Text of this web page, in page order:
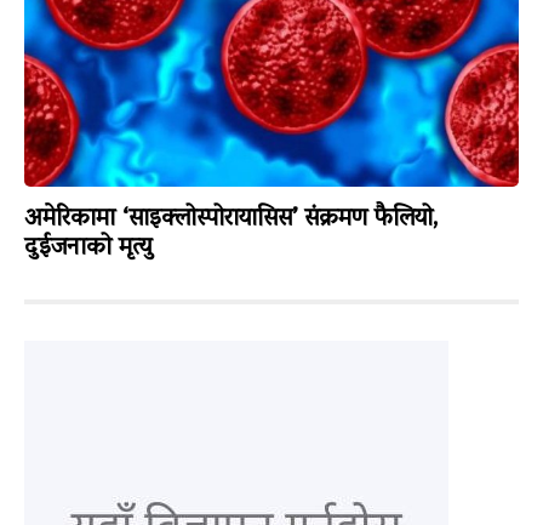
अमेरिकामा ‘साइक्लोस्पोरायासिस’ संक्रमण फैलियो,
दुईजनाको मृत्यु